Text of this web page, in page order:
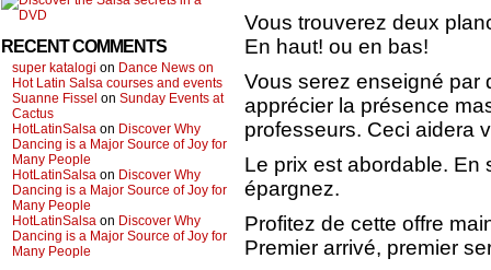
RECENT COMMENTS
super katalogi on Dance News on
Hot Latin Salsa courses and events
Suanne Fissel on Sunday Events at
Cactus
HotLatinSalsa on Discover Why
Dancing is a Major Source of Joy for
Many People
HotLatinSalsa on Discover Why
Dancing is a Major Source of Joy for
Many People
HotLatinSalsa on Discover Why
Dancing is a Major Source of Joy for
Many People
Vous trouverez deux
En haut! ou en bas!
Vous serez enseigné par
apprécier la présence
professeurs. Ceci aidera
Le prix est abordable. En
épargnez.
Profitez de cette offre
Premier arrivé, premier